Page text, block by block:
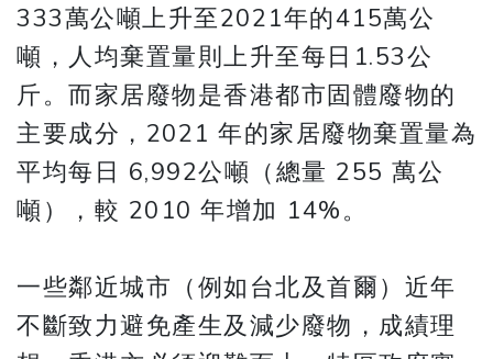
333萬公噸上升至2021年的415萬公
噸，人均棄置量則上升至每日1.53公
斤。而家居廢物是香港都市固體廢物的
主要成分，2021 年的家居廢物棄置量為
平均每日 6,992公噸（總量 255 萬公
噸），較 2010 年增加 14%。
​​​​​​​一些鄰近城市（例如台北及首爾）近年
不斷致力避免產生及減少廢物，成績理